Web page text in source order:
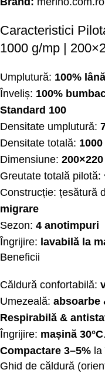
Caracteristici
1000 g/mp |
Umplutură: 100%
Înveliș: 100%
Standard 100
Densitate umplutură:
Densitate totală: 1000
Dimensiune:
Greutate totală pilotă:
Construcție: țesătură
migrare
Sezon: 4 anotimpuri
Îngrijire: lavabilă la
Beneficii
Căldură confortabilă:
Umezeală: absoarbe
Respirabilă &
Îngrijire: mașină 30°C.
Compactare 3–5%
Ghid de căldură